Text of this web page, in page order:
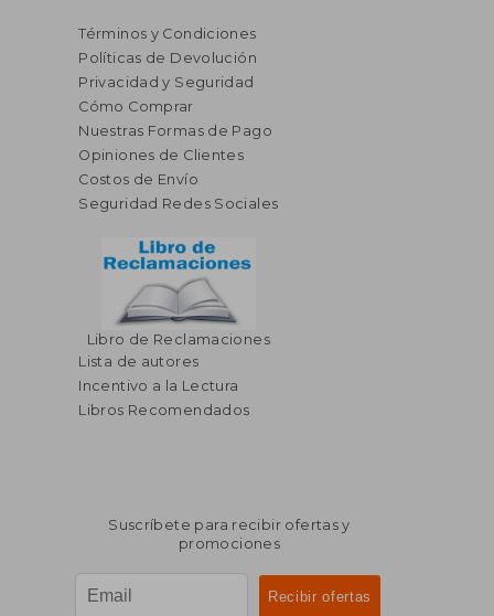
Términos y Condiciones
Políticas de Devolución
Privacidad y Seguridad
Cómo Comprar
Nuestras Formas de Pago
Opiniones de Clientes
Costos de Envío
Seguridad Redes Sociales
Libro de Reclamaciones
Lista de autores
Incentivo a la Lectura
Libros Recomendados
Suscríbete para recibir ofertas y
promociones